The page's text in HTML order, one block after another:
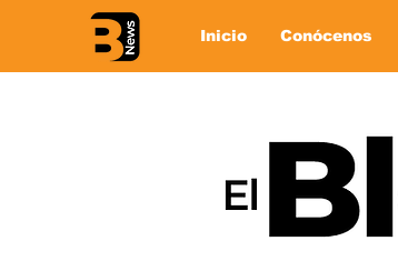
Inicio Conócenos